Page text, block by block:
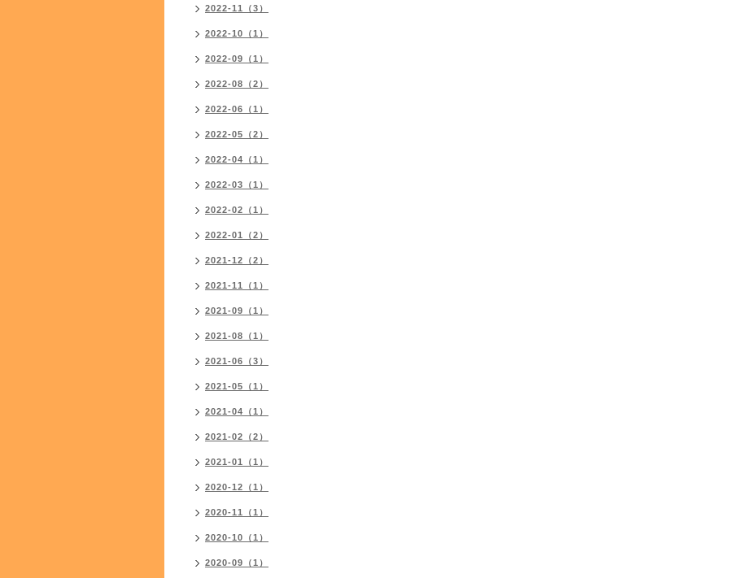
2022-11（3）
2022-10（1）
2022-09（1）
2022-08（2）
2022-06（1）
2022-05（2）
2022-04（1）
2022-03（1）
2022-02（1）
2022-01（2）
2021-12（2）
2021-11（1）
2021-09（1）
2021-08（1）
2021-06（3）
2021-05（1）
2021-04（1）
2021-02（2）
2021-01（1）
2020-12（1）
2020-11（1）
2020-10（1）
2020-09（1）